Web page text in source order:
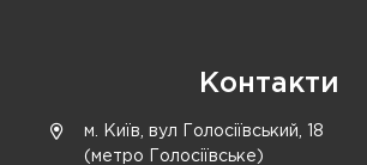
Контакти
м. Київ, вул Голосіївський, 18
(метро Голосіївське)